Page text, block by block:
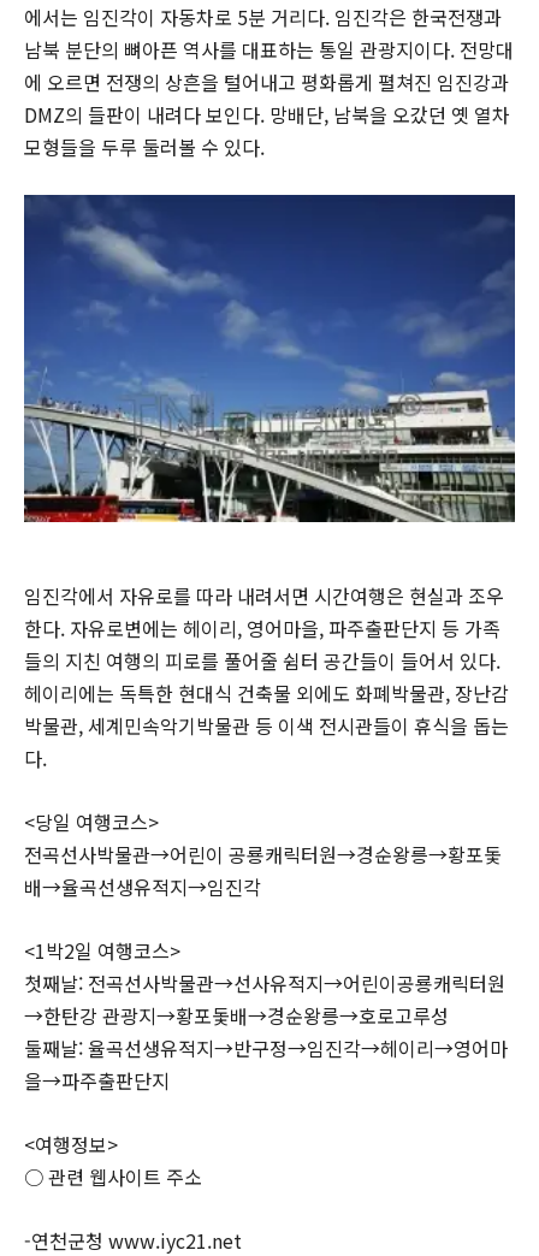
에서는 임진각이 자동차로 5분 거리다. 임진각은 한국전쟁과
남북 분단의 뼈아픈 역사를 대표하는 통일 관광지이다. 전망대
에 오르면 전쟁의 상흔을 털어내고 평화롭게 펼쳐진 임진강과
DMZ의 들판이 내려다 보인다. 망배단, 남북을 오갔던 옛 열차
모형들을 두루 둘러볼 수 있다.
임진각에서 자유로를 따라 내려서면 시간여행은 현실과 조우
한다. 자유로변에는 헤이리, 영어마을, 파주출판단지 등 가족
들의 지친 여행의 피로를 풀어줄 쉼터 공간들이 들어서 있다.
헤이리에는 독특한 현대식 건축물 외에도 화폐박물관, 장난감
박물관, 세계민속악기박물관 등 이색 전시관들이 휴식을 돕는
다.
<당일 여행코스>
전곡선사박물관→어린이 공룡캐릭터원→경순왕릉→황포돛
배→율곡선생유적지→임진각
<1박2일 여행코스>
첫째날: 전곡선사박물관→선사유적지→어린이공룡캐릭터원
→한탄강 관광지→황포돛배→경순왕릉→호로고루성
둘째날: 율곡선생유적지→반구정→임진각→헤이리→영어마
을→파주출판단지
<여행정보>
○ 관련 웹사이트 주소
-연천군청 www.iyc21.net